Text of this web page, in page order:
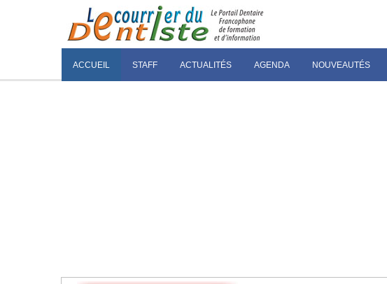
ACCUEIL STAFF ACTUALITÉS AGENDA NOUVEAUTÉS